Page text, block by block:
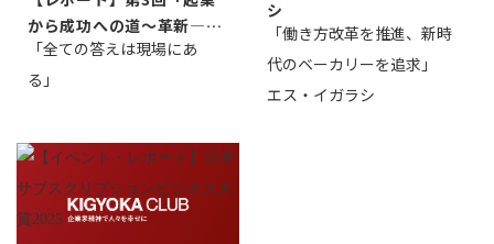
から成功への道～革新―挑
戦の先にある...
「全ての答えは現場にあ
る」
シ
「働き方改革を推進、新時
代のベーカリーを追求」
エス・イガラシ